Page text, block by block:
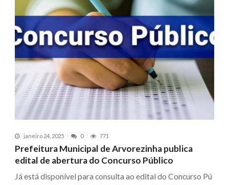
janeiro 24, 2025 0 771
Prefeitura Municipal de Arvorezinha publica
edital de abertura do Concurso Público
Já está disponível para consulta ao edital do Concurso Pú